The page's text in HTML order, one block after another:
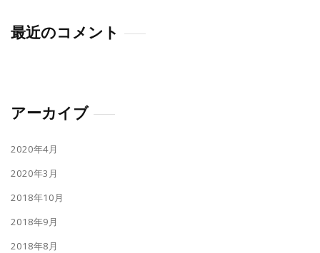
最近のコメント
アーカイブ
2020年4月
2020年3月
2018年10月
2018年9月
2018年8月